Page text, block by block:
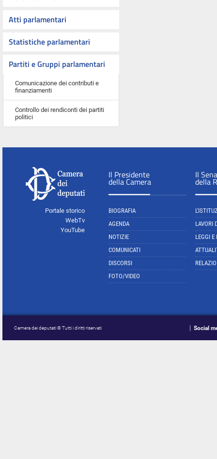
Atti parlamentari
Statistiche parlamentari
Partiti e Gruppi parlamentari
Comunicazione dei contributi e
finanziamenti
Controllo dei rendiconti dei partiti
politici
Portale storico
WebTv
YouTube
Il Presidente
della Camera
BIOGRAFIA
AGENDA
NOTIZIE
COMUNICATI
DISCORSI
FOTO/VIDEO
Il
della
LAVORI
LEGGI E
Camera dei deputati © Tutti i diritti riservati Social